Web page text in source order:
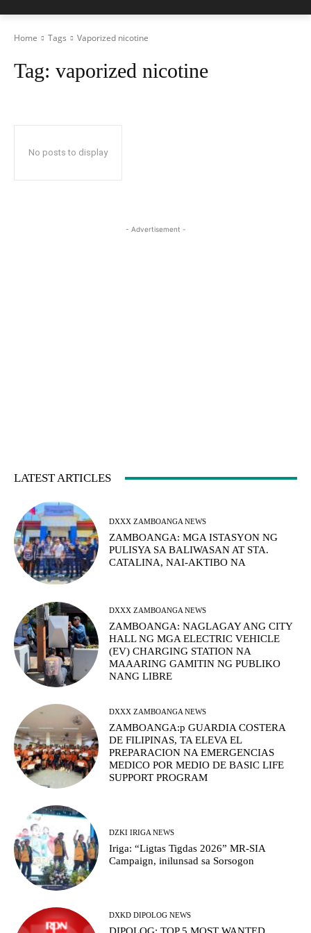
Home Tags Vaporized nicotine
Tag: vaporized nicotine
No posts to display
- Advertisement -
LATEST ARTICLES
DXXX ZAMBOANGA NEWS
ZAMBOANGA: MGA ISTASYON NG
PULISYA SA BALIWASAN AT STA.
CATALINA, NAI-AKTIBO NA
DXXX ZAMBOANGA NEWS
ZAMBOANGA: NAGLAGAY ANG CITY
HALL NG MGA ELECTRIC VEHICLE
(EV) CHARGING STATION NA
MAAARING GAMITIN NG PUBLIKO
NANG LIBRE
DXXX ZAMBOANGA NEWS
ZAMBOANGA:p GUARDIA COSTERA
DE FILIPINAS, TA ELEVA EL
PREPARACION NA EMERGENCIAS
MEDICO POR MEDIO DE BASIC LIFE
SUPPORT PROGRAM
DZKI IRIGA NEWS
Iriga: “Ligtas Tigdas 2026” MR-SIA
Campaign, inilunsad sa Sorsogon
DXKD DIPOLOG NEWS